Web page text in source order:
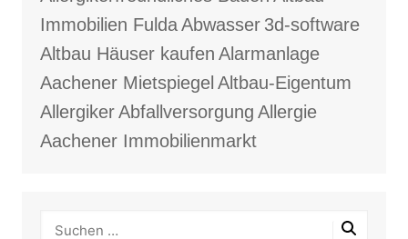
Immobilien FuldaAbwasser 3d-software
Altbau Häuser kaufen Alarmanlage
Aachener Mietspiegel Altbau-Eigentum
AllergikerAbfallversorgung Allergie
Aachener Immobilienmarkt